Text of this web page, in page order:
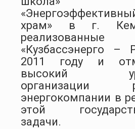
храм» в г.
реализованные
«Кузбассэнерго –
2011 году и
высокий
организации
энергокомпании в
этой
задачи.